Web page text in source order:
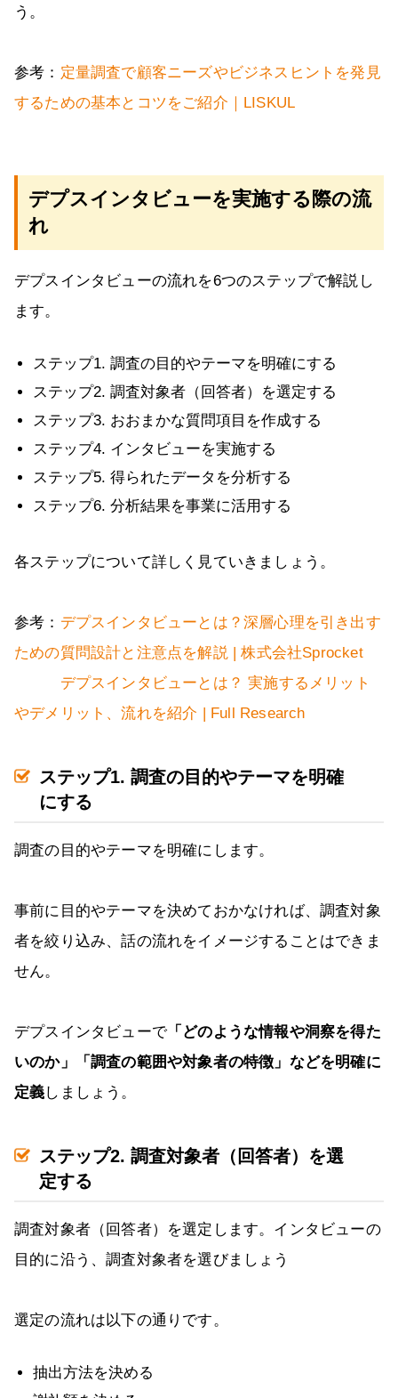
う。
参考： 定量調査で顧客ニーズやビジネスヒントを発見
するための基本とコツをご紹介｜LISKUL
デプスインタビューを実施する際の流
れ
デプスインタビューの流れを6つのステップで解説し
ます。
ステップ1. 調査の目的やテーマを明確にする
ステップ2. 調査対象者（回答者）を選定する
ステップ3. おおまかな質問項目を作成する
ステップ4. インタビューを実施する
ステップ5. 得られたデータを分析する
ステップ6. 分析結果を事業に活用する
各ステップについて詳しく見ていきましょう。
参考： デプスインタビューとは？深層心理を引き出す
ための質問設計と注意点を解説 | 株式会社Sprocket
デプスインタビューとは？ 実施するメリット
やデメリット、流れを紹介 | Full Research
ステップ1. 調査の目的やテーマを明確
にする
調査の目的やテーマを明確にします。
事前に目的やテーマを決めておかなければ、調査対象
者を絞り込み、話の流れをイメージすることはできま
せん。
デプスインタビューで「どのような情報や洞察を得た
いのか」「調査の範囲や対象者の特徴」などを明確に
定義しましょう。
ステップ2. 調査対象者（回答者）を選
定する
調査対象者（回答者）を選定します。インタビューの
目的に沿う、調査対象者を選びましょう
選定の流れは以下の通りです。
抽出方法を決める